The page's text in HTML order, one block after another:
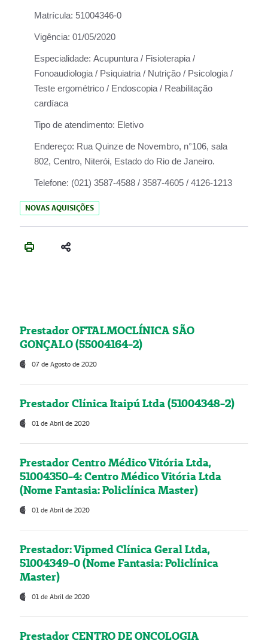
Matrícula: 51004346-0
Vigência: 01/05/2020
Especialidade: Acupuntura / Fisioterapia /
Fonoaudiologia / Psiquiatria / Nutrição / Psicologia /
Teste ergométrico / Endoscopia / Reabilitação
cardíaca
Tipo de atendimento: Eletivo
Endereço: Rua Quinze de Novembro, n°106, sala
802, Centro, Niterói, Estado do Rio de Janeiro.
Telefone: (021) 3587-4588 / 3587-4605 / 4126-1213
NOVAS AQUISIÇÕES
Prestador OFTALMOCLÍNICA SÃO
GONÇALO (55004164-2)
07 de Agosto de 2020
Prestador Clínica Itaipú Ltda (51004348-2)
01 de Abril de 2020
Prestador Centro Médico Vitória Ltda,
51004350-4: Centro Médico Vitória Ltda
(Nome Fantasia: Policlínica Master)
01 de Abril de 2020
Prestador: Vipmed Clínica Geral Ltda,
51004349-0 (Nome Fantasia: Policlínica
Master)
01 de Abril de 2020
Prestador CENTRO DE ONCOLOGIA